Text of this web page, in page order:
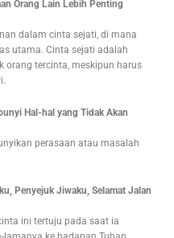
Orang Lain Lebih Penting
dalam cinta sejati, di mana
utama. Cinta sejati adalah
orang tercinta, meskipun harus
Hal-hal yang Tidak Akan
perasaan atau masalah
Penyejuk Jiwaku, Selamat Jalan
ini tertuju pada saat ia